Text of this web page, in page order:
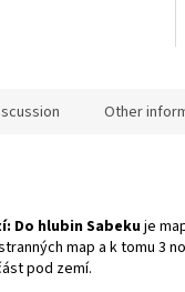
Other
Do hlubin Sabekuje
map a k tomu 3
pod zemí.